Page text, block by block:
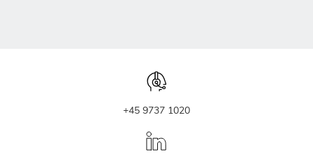
+45 9737 1020